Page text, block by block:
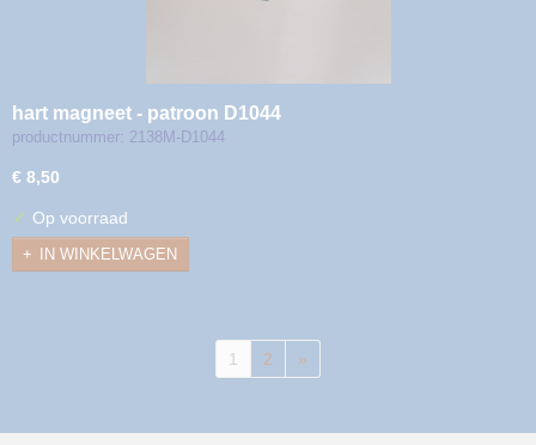
hart magneet - patroon D1044
productnummer: 2138M-D1044
€ 8,50
✓ Op voorraad
IN WINKELWAGEN
1 2 »